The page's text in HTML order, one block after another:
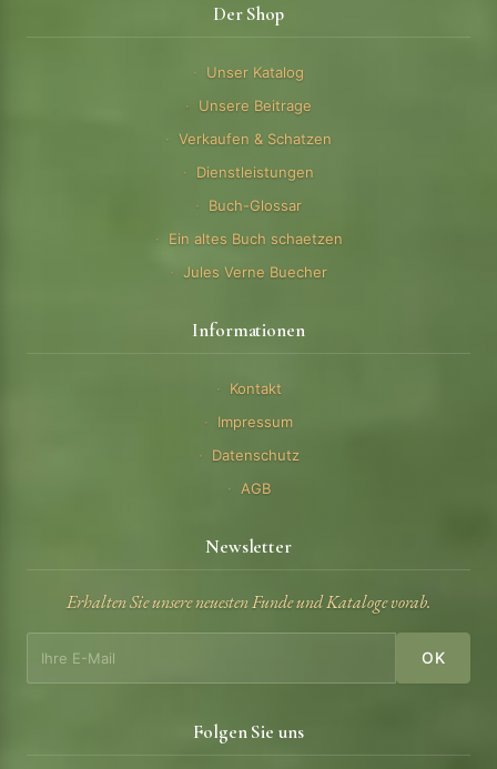
Der Shop
Unser Katalog
Unsere Beitrage
Verkaufen & Schatzen
Dienstleistungen
Buch-Glossar
Ein altes Buch schaetzen
Jules Verne Buecher
Informationen
Kontakt
Impressum
Datenschutz
AGB
Newsletter
Erhalten Sie unsere neuesten Funde und Kataloge vorab.
OK
Folgen Sie uns